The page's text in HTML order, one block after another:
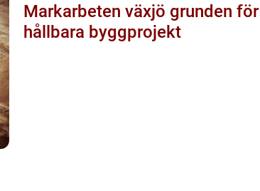
Markarbeten växjö grunden för
hållbara byggprojekt